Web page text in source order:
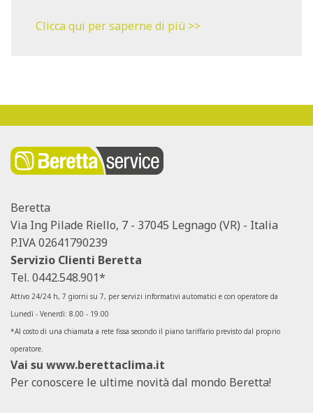
Clicca qui per saperne di più >>
Beretta
Via Ing Pilade Riello, 7 - 37045 Legnago (VR) - Italia
P.IVA 02641790239
Servizio Clienti Beretta
Tel. 0442.548.901*
Attivo 24/24 h, 7 giorni su 7, per servizi informativi automatici e con operatore da
Lunedì - Venerdì: 8.00 - 19.00
*Al costo di una chiamata a rete fissa secondo il piano tariffario previsto dal proprio
operatore.
Vai su www.berettaclima.it
Per conoscere le ultime novità dal mondo Beretta!